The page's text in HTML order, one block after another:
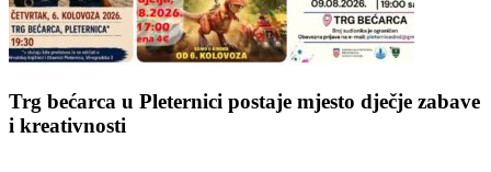
Trg bećarca u Pleternici postaje mjesto dječje zabave
i kreativnosti